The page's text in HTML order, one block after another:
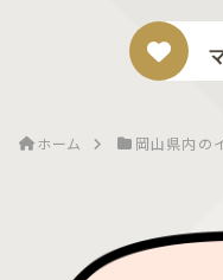
ホーム 岡山県内の